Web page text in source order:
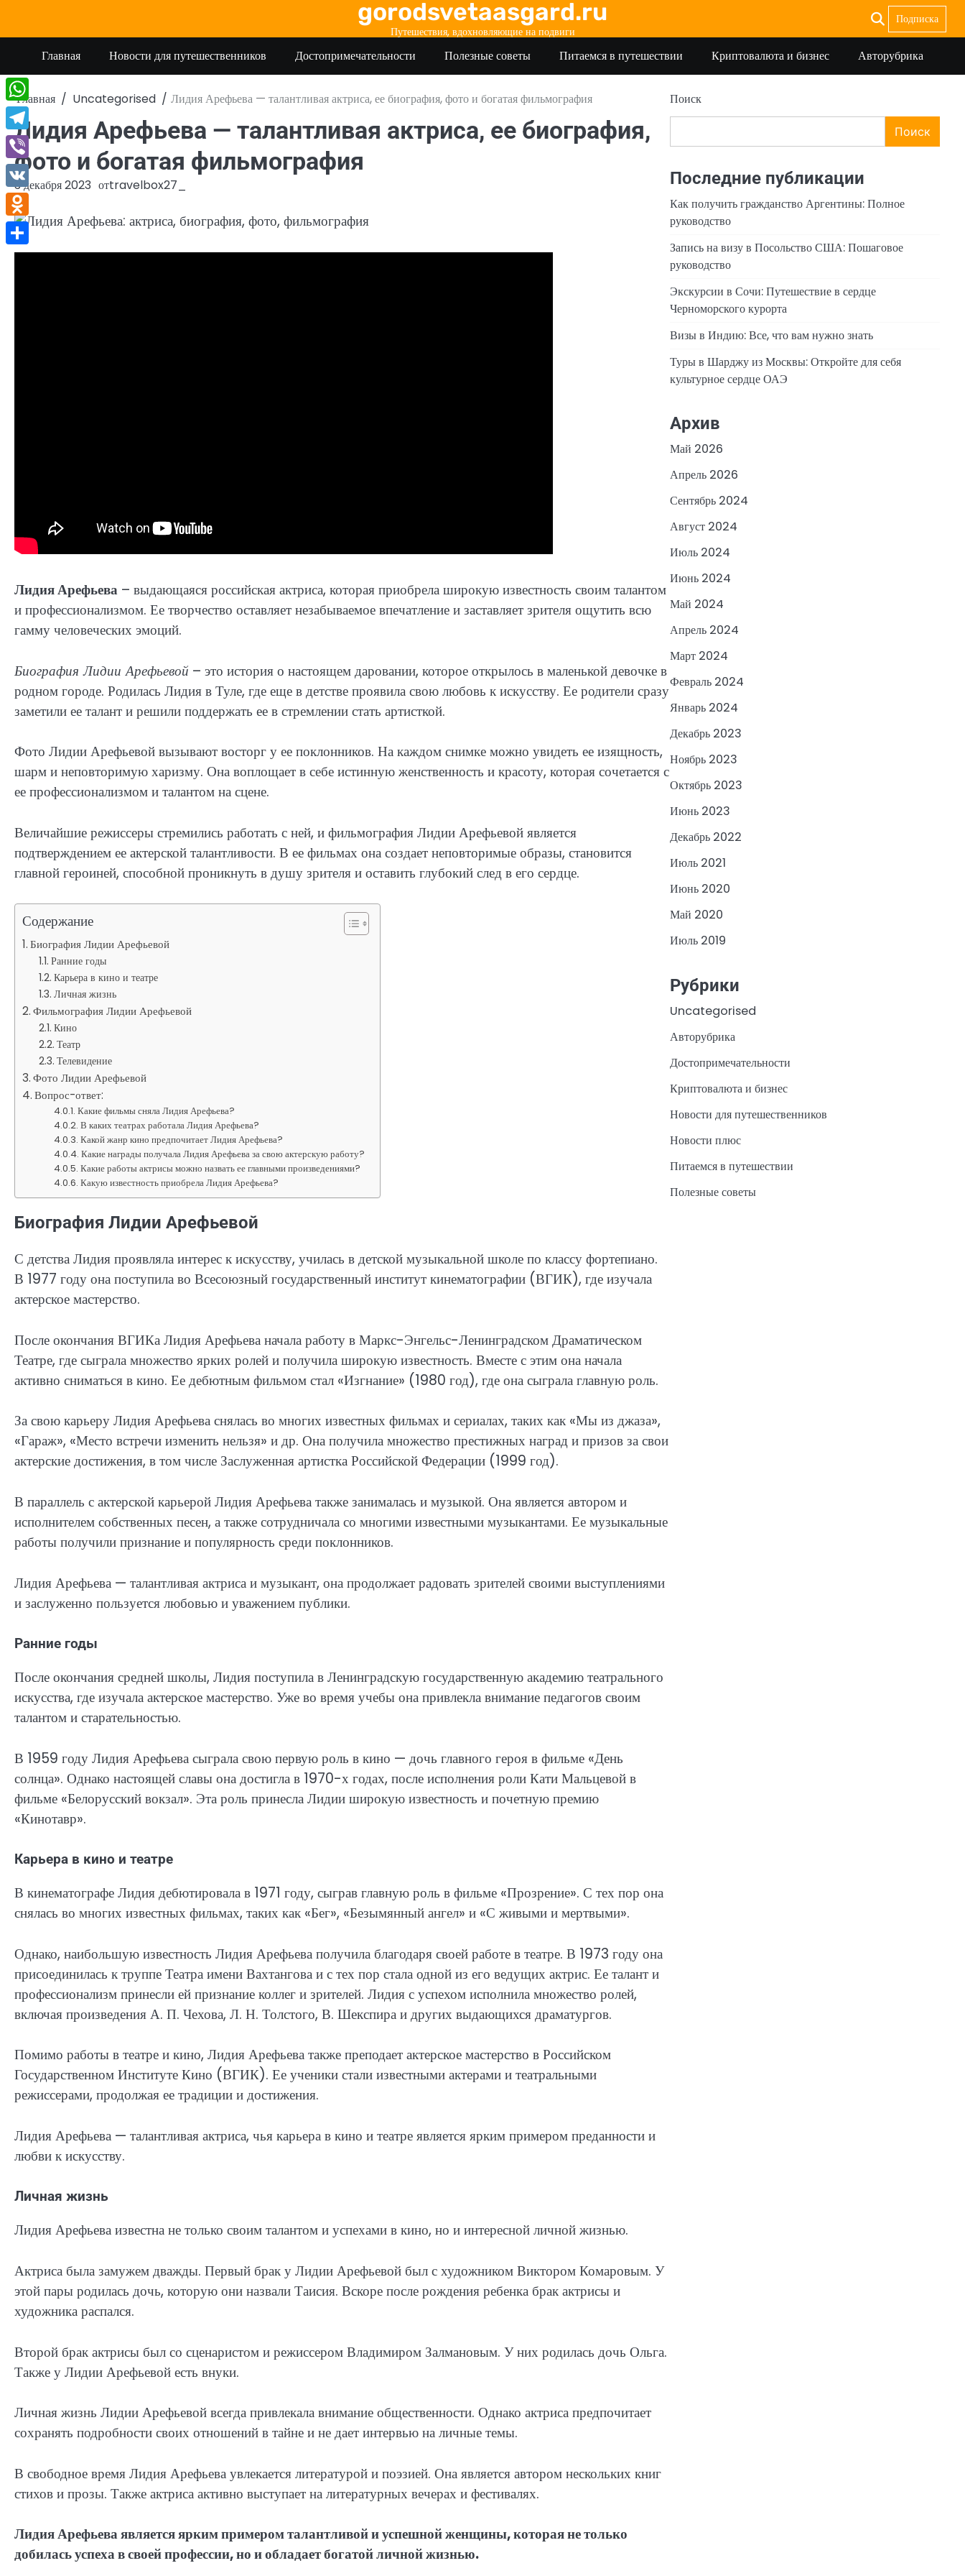
содержимому
gorodsvetaasgard.ru
Путешествия, вдохновляющие на подвиги
Подписка
Главная Новости для путешественников Достопримечательности Полезные советы Питаемся в путешествии Криптовалюта и бизнес Авторубрика
Главная Uncategorised Лидия Арефьева — талантливая актриса, ее биография, фото и богатая фильмография
Лидия Арефьева — талантливая актриса, ее биография,
фото и богатая фильмография
3 декабря 2023 отtravelbox27_
Лидия Арефьева – выдающаяся российская актриса, которая приобрела широкую известность своим талантом
и профессионализмом. Ее творчество оставляет незабываемое впечатление и заставляет зрителя ощутить всю
гамму человеческих эмоций.
Биография Лидии Арефьевой – это история о настоящем даровании, которое открылось в маленькой девочке в
родном городе. Родилась Лидия в Туле, где еще в детстве проявила свою любовь к искусству. Ее родители сразу
заметили ее талант и решили поддержать ее в стремлении стать артисткой.
Фото Лидии Арефьевой вызывают восторг у ее поклонников. На каждом снимке можно увидеть ее изящность,
шарм и неповторимую харизму. Она воплощает в себе истинную женственность и красоту, которая сочетается с
ее профессионализмом и талантом на сцене.
Величайшие режиссеры стремились работать с ней, и фильмография Лидии Арефьевой является
подтверждением ее актерской талантливости. В ее фильмах она создает неповторимые образы, становится
главной героиней, способной проникнуть в душу зрителя и оставить глубокий след в его сердце.
Содержание
Биография Лидии Арефьевой
Ранние годы
Карьера в кино и театре
Личная жизнь
Фильмография Лидии Арефьевой
Кино
Театр
Телевидение
Фото Лидии Арефьевой
Вопрос-ответ:
Какие фильмы сняла Лидия Арефьева?
В каких театрах работала Лидия Арефьева?
Какой жанр кино предпочитает Лидия Арефьева?
Какие награды получала Лидия Арефьева за свою актерскую работу?
Какие работы актрисы можно назвать ее главными произведениями?
Какую известность приобрела Лидия Арефьева?
Биография Лидии Арефьевой
С детства Лидия проявляла интерес к искусству, училась в детской музыкальной школе по классу фортепиано.
В 1977 году она поступила во Всесоюзный государственный институт кинематографии (ВГИК), где изучала
актерское мастерство.
После окончания ВГИКа Лидия Арефьева начала работу в Маркс-Энгельс-Ленинградском Драматическом
Театре, где сыграла множество ярких ролей и получила широкую известность. Вместе с этим она начала
активно сниматься в кино. Ее дебютным фильмом стал «Изгнание» (1980 год), где она сыграла главную роль.
За свою карьеру Лидия Арефьева снялась во многих известных фильмах и сериалах, таких как «Мы из джаза»,
«Гараж», «Место встречи изменить нельзя» и др. Она получила множество престижных наград и призов за свои
актерские достижения, в том числе Заслуженная артистка Российской Федерации (1999 год).
В параллель с актерской карьерой Лидия Арефьева также занималась и музыкой. Она является автором и
исполнителем собственных песен, а также сотрудничала со многими известными музыкантами. Ее музыкальные
работы получили признание и популярность среди поклонников.
Лидия Арефьева — талантливая актриса и музыкант, она продолжает радовать зрителей своими выступлениями
и заслуженно пользуется любовью и уважением публики.
Ранние годы
После окончания средней школы, Лидия поступила в Ленинградскую государственную академию театрального
искусства, где изучала актерское мастерство. Уже во время учебы она привлекла внимание педагогов своим
талантом и старательностью.
В 1959 году Лидия Арефьева сыграла свою первую роль в кино — дочь главного героя в фильме «День
солнца». Однако настоящей славы она достигла в 1970-х годах, после исполнения роли Кати Мальцевой в
фильме «Белорусский вокзал». Эта роль принесла Лидии широкую известность и почетную премию
«Кинотавр».
Карьера в кино и театре
В кинематографе Лидия дебютировала в 1971 году, сыграв главную роль в фильме «Прозрение». С тех пор она
снялась во многих известных фильмах, таких как «Бег», «Безымянный ангел» и «С живыми и мертвыми».
Однако, наибольшую известность Лидия Арефьева получила благодаря своей работе в театре. В 1973 году она
присоединилась к труппе Театра имени Вахтангова и с тех пор стала одной из его ведущих актрис. Ее талант и
профессионализм принесли ей признание коллег и зрителей. Лидия с успехом исполнила множество ролей,
включая произведения А. П. Чехова, Л. Н. Толстого, В. Шекспира и других выдающихся драматургов.
Помимо работы в театре и кино, Лидия Арефьева также преподает актерское мастерство в Российском
Государственном Институте Кино (ВГИК). Ее ученики стали известными актерами и театральными
режиссерами, продолжая ее традиции и достижения.
Лидия Арефьева — талантливая актриса, чья карьера в кино и театре является ярким примером преданности и
любви к искусству.
Личная жизнь
Лидия Арефьева известна не только своим талантом и успехами в кино, но и интересной личной жизнью.
Актриса была замужем дважды. Первый брак у Лидии Арефьевой был с художником Виктором Комаровым. У
этой пары родилась дочь, которую они назвали Таисия. Вскоре после рождения ребенка брак актрисы и
художника распался.
Второй брак актрисы был со сценаристом и режиссером Владимиром Залмановым. У них родилась дочь Ольга.
Также у Лидии Арефьевой есть внуки.
Личная жизнь Лидии Арефьевой всегда привлекала внимание общественности. Однако актриса предпочитает
сохранять подробности своих отношений в тайне и не дает интервью на личные темы.
В свободное время Лидия Арефьева увлекается литературой и поэзией. Она является автором нескольких книг
стихов и прозы. Также актриса активно выступает на литературных вечерах и фестивалях.
Лидия Арефьева является ярким примером талантливой и успешной женщины, которая не только
добилась успеха в своей профессии, но и обладает богатой личной жизнью.
Поиск
Поиск
Последние публикации
Как получить гражданство Аргентины: Полное
руководство
Запись на визу в Посольство США: Пошаговое
руководство
Экскурсии в Сочи: Путешествие в сердце
Черноморского курорта
Визы в Индию: Все, что вам нужно знать
Туры в Шарджу из Москвы: Откройте для себя
культурное сердце ОАЭ
Архив
Май 2026
Апрель 2026
Сентябрь 2024
Август 2024
Июль 2024
Июнь 2024
Май 2024
Апрель 2024
Март 2024
Февраль 2024
Январь 2024
Декабрь 2023
Ноябрь 2023
Октябрь 2023
Июнь 2023
Декабрь 2022
Июль 2021
Июнь 2020
Май 2020
Июль 2019
Рубрики
Uncategorised
Авторубрика
Достопримечательности
Криптовалюта и бизнес
Новости для путешественников
Новости плюс
Питаемся в путешествии
Полезные советы
WhatsApp
Telegram
Viber
VK
Odnoklassniki
Отправить